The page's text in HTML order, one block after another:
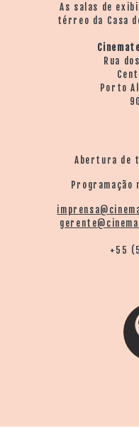
As salas de
térreo da Casa
Rua
Porto
Abertura de
+55